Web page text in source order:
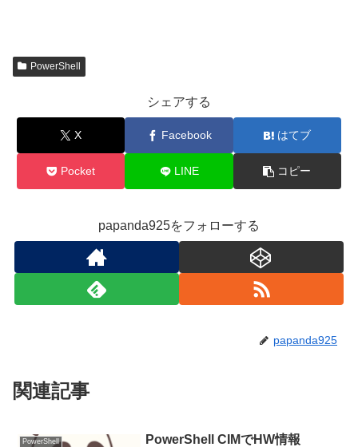
PowerShell
シェアする
X Facebook はてブ
Pocket LINE コピー
papanda925をフォローする
papanda925
関連記事
PowerShell PowerShell CIMでHW情報